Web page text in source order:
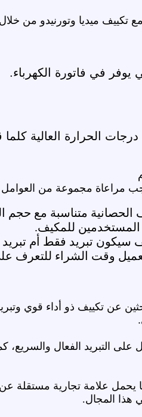
ميديا وتورنيدو من خلال
يوفر في فاتورة الكهرباء.
الحرارة العالية كلما
مراعاة مجموعة من العوامل
متناسبة مع حجم
للمكيف.
سيكون تبريد فقط أم تبريد
وقت الشراء للتعرف
عن تكييف ذو أداء قوي
التبريد الفعال والسريع،
علامة تجارية مستقلة عن
هذا المجال.